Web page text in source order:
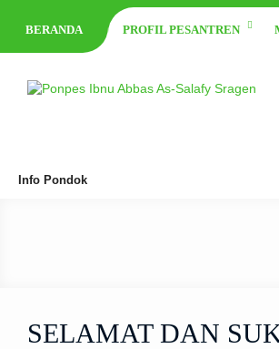
BERANDA PROFIL PESANTREN
Info Pondok
SELAMAT DAN